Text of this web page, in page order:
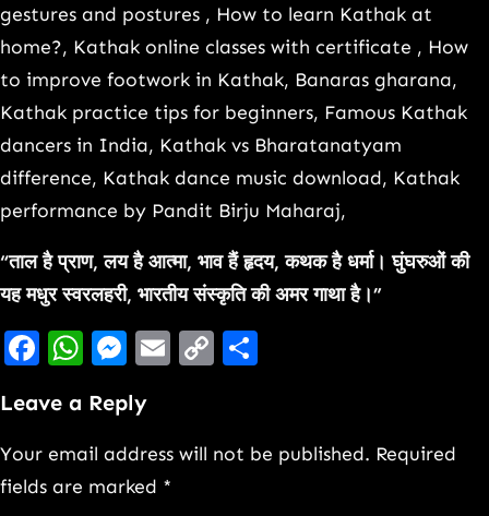
gestures and postures , How to learn Kathak at
home?, Kathak online classes with certificate , How
to improve footwork in Kathak, Banaras gharana,
Kathak practice tips for beginners, Famous Kathak
dancers in India, Kathak vs Bharatanatyam
difference, Kathak dance music download, Kathak
performance by Pandit Birju Maharaj,
“ताल है प्राण, लय है आत्मा, भाव हैं हृदय, कथक है धर्मा। घुंघरुओं की
यह मधुर स्वरलहरी, भारतीय संस्कृति की अमर गाथा है।”
Facebook
WhatsApp
Messenger
Email
Copy
Leave a Reply
Your email address will not be published. Required
fields are marked *